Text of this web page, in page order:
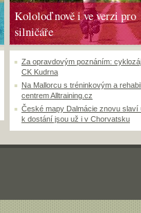
Kololoď nově i ve verzi pro
silničáře
Za opravdovým poznáním:
CK Kudrna
Na Mallorcu s tréninkovým a
centrem Alltraining.cz
České mapy Dalmácie znovu slaví
k dostání jsou už i v Chorvatsku